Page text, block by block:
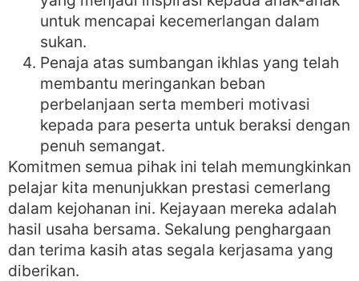
untuk mencapai kecemerlangan dalam
sukan.
Penaja atas sumbangan ikhlas yang telah
membantu meringankan beban
perbelanjaan serta memberi motivasi
kepada para peserta untuk beraksi dengan
penuh semangat.
Komitmen semua pihak ini telah memungkinkan
pelajar kita menunjukkan prestasi cemerlang
dalam kejohanan ini. Kejayaan mereka adalah
hasil usaha bersama. Sekalung penghargaan
dan terima kasih atas segala kerjasama yang
diberikan.